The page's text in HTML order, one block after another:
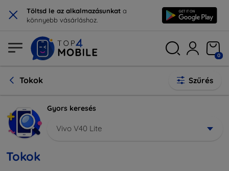
× Töltsd le az alkalmazásunkat a
könnyebb vásárláshoz.
0
Tokok Szűrés
Gyors keresés
Vivo V40 Lite
Tokok